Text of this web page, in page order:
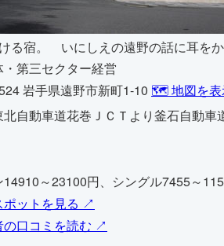
る宿。 いにしえの遠野の話に耳
・第三セクター経営
岩手県遠野市新町1-10 🗺️ 地図を表
北自動車道花巻ＪＣＴより釜石自動
14910～23100円、シングル7455～
ポットを見る ↗
の口コミを読む ↗